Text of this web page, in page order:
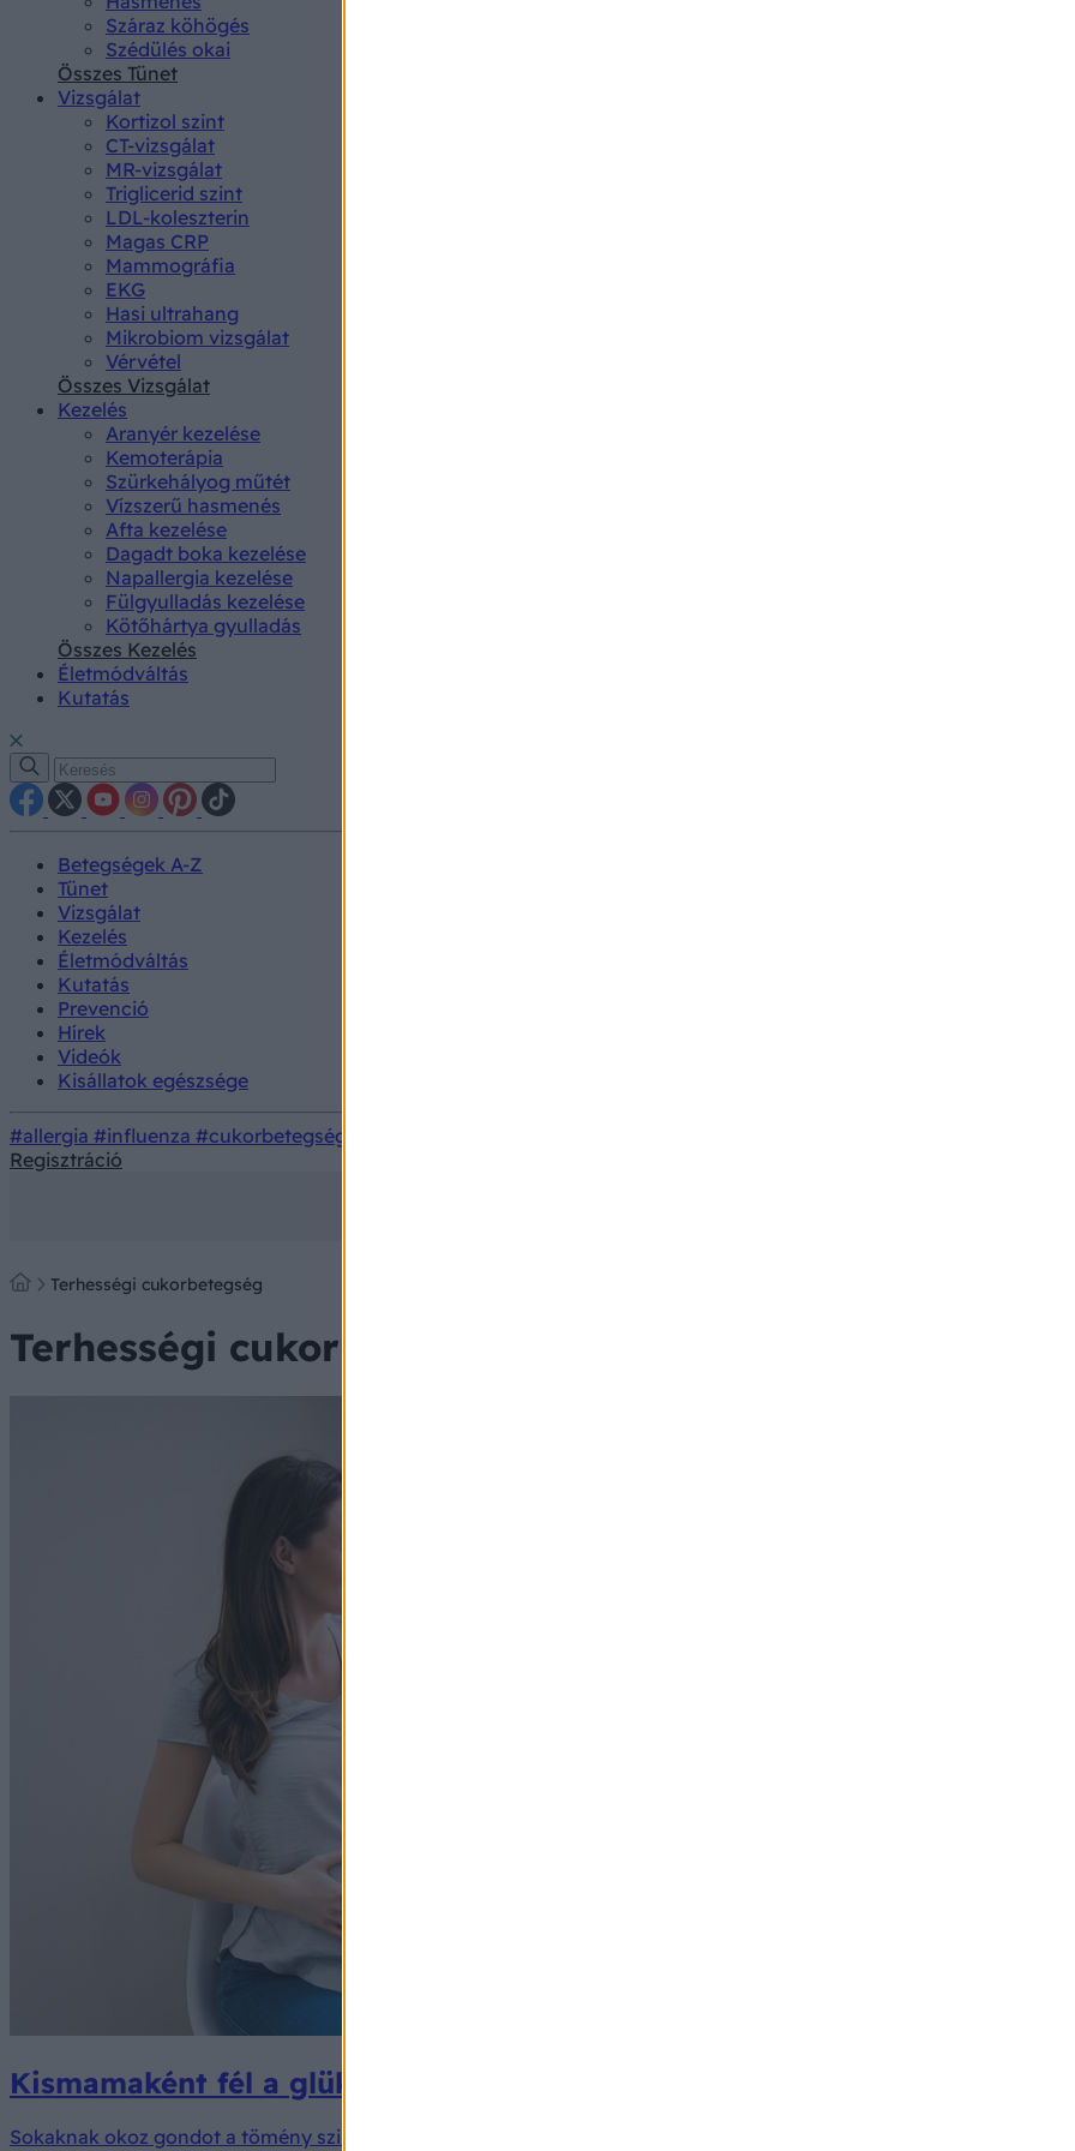
Száraz köhögés
Szédülés okai
Összes Tünet
Vizsgálat
Kortizol szint
CT-vizsgálat
MR-vizsgálat
Triglicerid szint
LDL-koleszterin
Magas CRP
Mammográfia
EKG
Hasi ultrahang
Mikrobiom vizsgálat
Vérvétel
Összes Vizsgálat
Kezelés
Aranyér kezelése
Kemoterápia
Szürkehályog műtét
Vízszerű hasmenés
Afta kezelése
Dagadt boka kezelése
Napallergia kezelése
Fülgyulladás kezelése
Kötőhártya gyulladás
Összes Kezelés
Életmódváltás
Kutatás
Betegségek A-Z
Tünet
Vizsgálat
Kezelés
Életmódváltás
Kutatás
Prevenció
Hírek
Videók
Kisállatok egészsége
#allergia #influenza #cukorbetegség
Regisztráció
Terhességi cukorbetegség
Terhességi cukorbetegség
Kismamaként fél a glükózteszttől? Jó hírünk van: ma már létezik
Sokaknak okoz gondot a tömény szirup elfogyasztása.